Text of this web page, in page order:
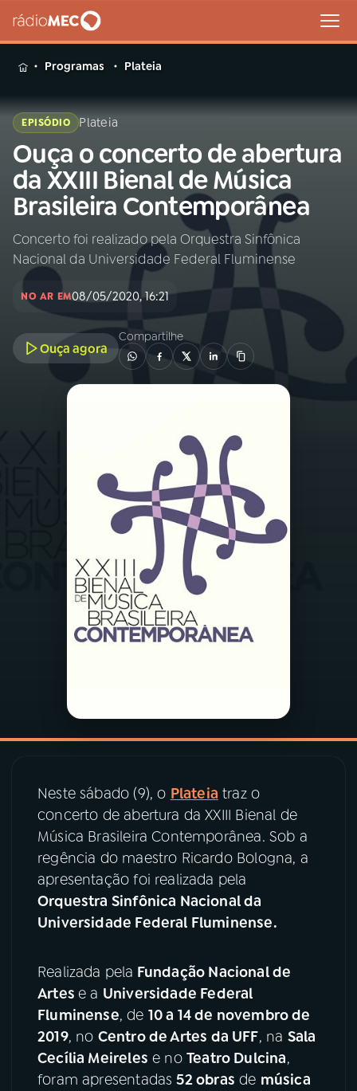
MENU
Buscar
na
Rádio
MEC
Buscar
Início AO VIVO
INÍCIO
A RÁDIO
PROGRAMAÇÃO
PODCASTS
ÚLTIMAS
ACOMPANHE A RÁDIO MEC
Instagram X
TikTok
Programas Plateia
EPISÓDIO Plateia
Ouça o concerto de abertura
da XXIII Bienal de Música
Brasileira Contemporânea
Concerto foi realizado pela Orquestra Sinfônica
Nacional da Universidade Federal Fluminense
NO AR EM08/05/2020, 16:21
Ouça agora
Compartilhe
Neste sábado (9), o Plateia traz o
concerto de abertura da XXIII Bienal de
Música Brasileira Contemporânea. Sob a
regência do maestro Ricardo Bologna, a
apresentação foi realizada pela
Orquestra Sinfônica Nacional da
Universidade Federal Fluminense.
Realizada pela Fundação Nacional de
Artese a Universidade Federal
Fluminense, de 10 a 14 de novembro de
2019, no Centro de Artes da UFF, na Sala
Cecília Meireles e no Teatro Dulcina,
foram apresentadas52 obras de música